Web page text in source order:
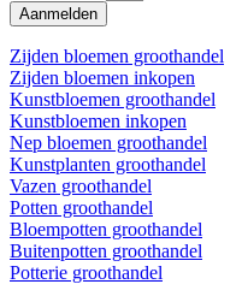
Aanmelden
Zijden bloemen groothandel
Zijden bloemen inkopen
Kunstbloemen groothandel
Kunstbloemen inkopen
Nep bloemen groothandel
Kunstplanten groothandel
Vazen groothandel
Potten groothandel
Bloempotten groothandel
Buitenpotten groothandel
Potterie groothandel